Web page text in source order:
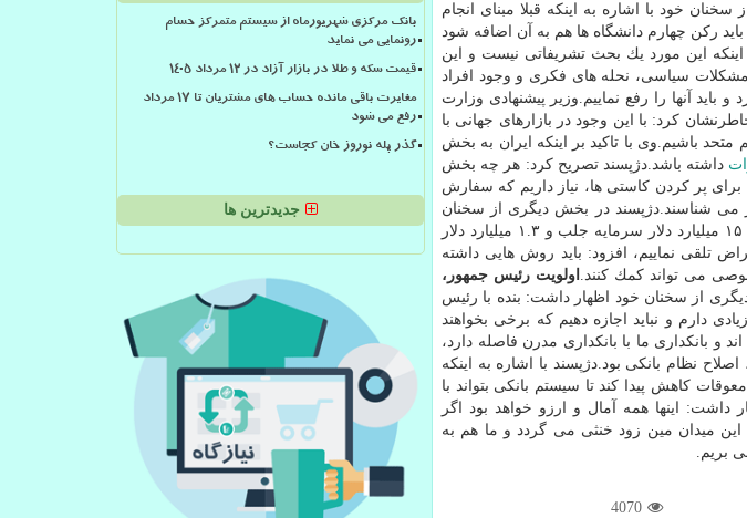
خود با اشاره به اینكه قبلا مبنای انجام
ركن چهارم دانشگاه ها هم به آن اضافه شود
این مورد یك بحث تشریفاتی نیست و این
مشكلات سیاسی، نحله های فكری و وجود افراد
آنها را رفع نماییم.وزیر پیشنهادی وزارت
جمعیت و مساحت ایران در جهان ۱.۲ درصد است، خاطرنشان كرد: با این وجود در بازارهای جهانی با
با هم متحد باشیم.وی با تاكید بر اینكه ایران به بخش
داشته باشد.دژپسند تصریح كرد: هر چه بخش
پر كردن كاستی ها، نیاز داریم كه سفارش
می شناسند.دژپسند در بخش دیگری از سخنان
حسن روحانی برند دیپلماسی خارجی دارد، اضافه كرد: در این مدت ۱۵ میلیارد دلار سرمایه جلب و ۱.۳ میلیارد دلار
تلقی نماییم، افزود: باید روش هایی داشته
می تواند كمك كنند. اولویت رئیس جمهور،
از سخنان خود اظهار داشت: بنده با رئیس
دارم و نباید اجازه دهیم كه برخی بخواهند
و بانكداری ما با بانكداری مدرن فاصله دارد،
نظام بانكی بود.دژپسند با اشاره به اینكه
كاهش پیدا كند تا سیستم بانكی بتواند با
داشت: اینها همه آمال و ارزو خواهد بود اگر
میدان مین زود خنثی می گردد و ما هم به
4070
بانک مرکزی شهریورماه از سیستم متمرکز حسام
رونمایی می نماید
قیمت سکه و طلا در بازار آزاد در ۱۲ مرداد ۱۴۰۵
مغایرت باقی مانده حساب های مشتریان تا 17 مرداد
رفع می شود
گذر پله نوروز خان کجاست؟
جدیدترین ها